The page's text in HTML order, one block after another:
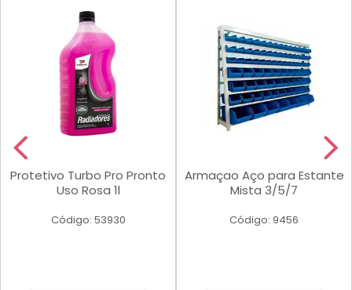
Protetivo Turbo Pro Pronto
Uso Rosa 1l
Código: 53930
Armaçao Aço para Estante
Mista 3/5/7
Código: 9456